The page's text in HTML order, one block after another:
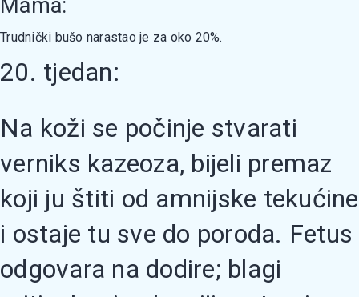
Mama:
Trudnički bušo narastao je za oko 20%.
20. tjedan:
Na koži se počinje stvarati
verniks kazeoza, bijeli premaz
koji ju štiti od amnijske tekućine
i ostaje tu sve do poroda. Fetus
odgovara na dodire; blagi